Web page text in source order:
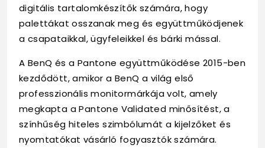
digitális tartalomkészítők számára, hogy
palettákat osszanak meg és együttműködjenek
a csapataikkal, ügyfeleikkel és bárki mással.
A BenQ és a Pantone együttműködése 2015-ben
kezdődött, amikor a BenQ a világ első
professzionális monitormárkája volt, amely
megkapta a Pantone Validated minősítést, a
színhűség hiteles szimbólumát a kijelzőket és
nyomtatókat vásárló fogyasztók számára.